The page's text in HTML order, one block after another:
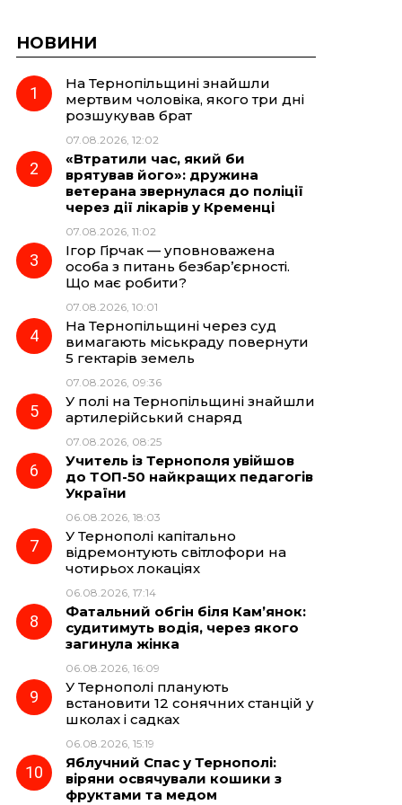
НОВИНИ
На Тернопільщині знайшли
мертвим чоловіка, якого три дні
розшукував брат
07.08.2026, 12:02
«Втратили час, який би
врятував його»: дружина
ветерана звернулася до поліції
через дії лікарів у Кременці
07.08.2026, 11:02
Ігор Гірчак — уповноважена
особа з питань безбар’єрності.
Що має робити?
07.08.2026, 10:01
На Тернопільщині через суд
вимагають міськраду повернути
5 гектарів земель
07.08.2026, 09:36
У полі на Тернопільщині знайшли
артилерійський снаряд
07.08.2026, 08:25
Учитель із Тернополя увійшов
до ТОП-50 найкращих педагогів
України
06.08.2026, 18:03
У Тернополі капітально
відремонтують світлофори на
чотирьох локаціях
06.08.2026, 17:14
Фатальний обгін біля Кам’янок:
судитимуть водія, через якого
загинула жінка
06.08.2026, 16:09
У Тернополі планують
встановити 12 сонячних станцій у
школах і садках
06.08.2026, 15:19
Яблучний Спас у Тернополі:
віряни освячували кошики з
фруктами та медом